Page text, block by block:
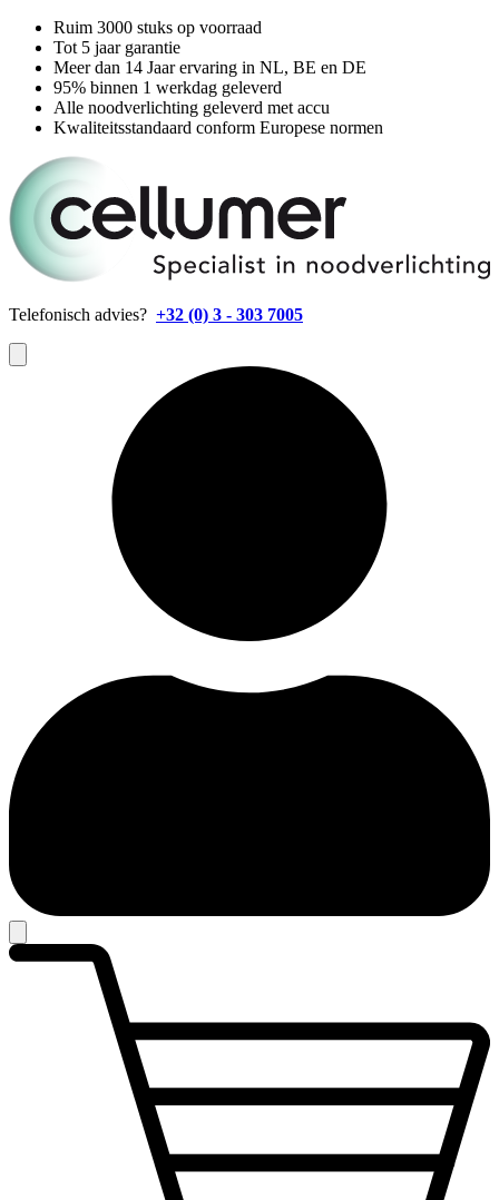
Ruim 3000 stuks op voorraad
Tot 5 jaar garantie
Meer dan 14 Jaar ervaring in NL, BE en DE
95% binnen 1 werkdag geleverd
Alle noodverlichting geleverd met accu
Kwaliteitsstandaard conform Europese normen
Telefonisch advies? +32 (0) 3 - 303 7005